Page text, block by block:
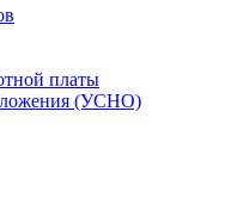
платы
(УСНО)